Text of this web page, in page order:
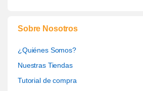
Sobre Nosotros
¿Quiénes Somos?
Nuestras Tiendas
Tutorial de compra